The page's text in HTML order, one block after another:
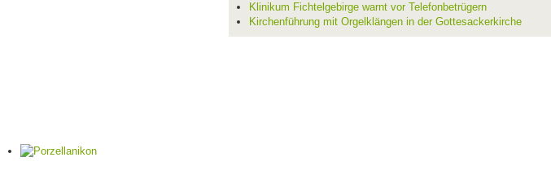
Klinikum Fichtelgebirge warnt vor Telefonbetrügern
Kirchenführung mit Orgelklängen in der Gottesackerkirche